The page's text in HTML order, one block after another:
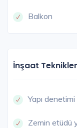
Balkon
İnşaat
Yapı denetimi
Zemin etüdü